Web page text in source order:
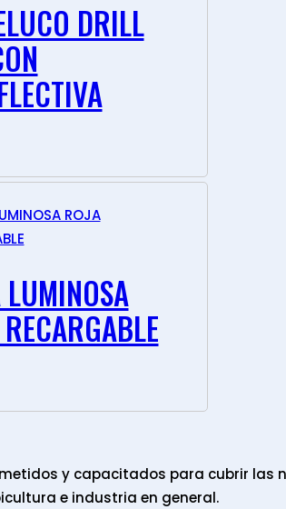
DRILL
y capacitados para cubrir las
e industria en general.